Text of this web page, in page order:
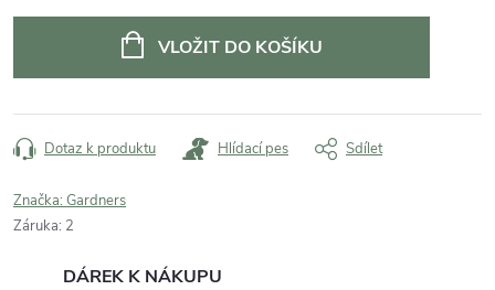
VLOŽIT DO KOŠÍKU
Dotaz k produktu Hlídací pes Sdílet
Značka: Gardners
Záruka: 2
DÁREK K NÁKUPU